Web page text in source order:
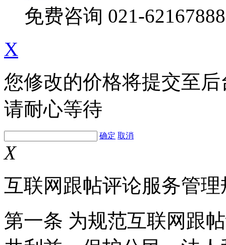
免费咨询 021-62167888
X
您修改的价格将提交至
请耐心等待
确定 取消
X
互联网跟帖评论服务管理
第一条 为规范互联网跟